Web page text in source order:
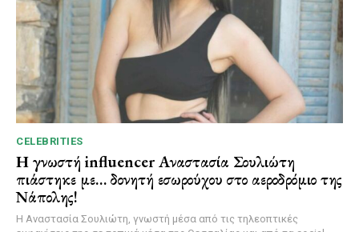
CELEBRITIES
Η γνωστή influencer Αναστασία Σουλιώτη
πιάστηκε με… δονητή εσωρούχου στο αεροδρόμιο της
Νάπολης!
Η Αναστασία Σουλιώτη, γνωστή μέσα από τις τηλεοπτικές